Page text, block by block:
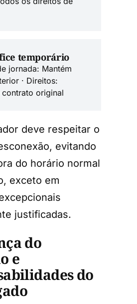
temporário
jornada: Mantém
· Direitos:
original
deve respeitar o
evitando
do horário normal
exceto em
justificadas.
do
e
do